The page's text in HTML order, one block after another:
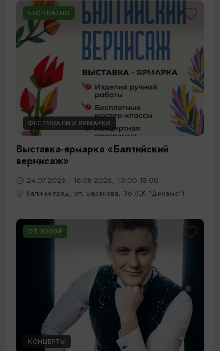
БЕСПЛАТНО
ФЕСТИВАЛИ И ЯРМАРКИ
Выставка-ярмарка «Балтийский
вернисаж»
24.07.2026 - 16.08.2026, 10:00-18:00
Калининград, ул. Баранова, 36 (СК "Динамо")
ОТ 3000₽
КОНЦЕРТЫ